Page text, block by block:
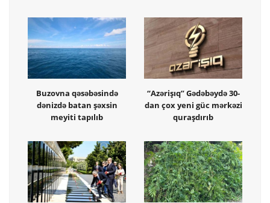
Buzovna qəsəbəsində
dənizdə batan şəxsin
meyiti tapılıb
“Azərişıq” Gədəbəydə 30-
dan çox yeni güc mərkəzi
quraşdırıb